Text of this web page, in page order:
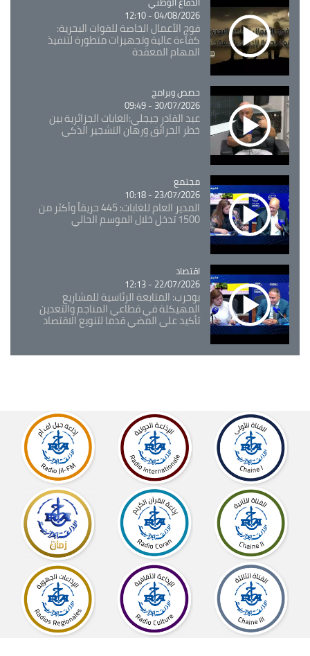
04/08/2026 - 12:10
فوج الأعمال الخاصة للقوات البحرية:
كفاءة عالية وتجهيزات متطورة لتنفيذ
المهام المعقدة
Catégorie
حصص وبرامج
30/07/2026 - 09:49
عبد القادر جيجلي:الغابات الجزائرية بين
خطر الحرائق ورهان التشجير الذكي
Catégorie
مجتمع
23/07/2026 - 10:18
المدير العام للغابات: 445 حريقاً وأكثر من
1500 تدخل خلال الموسم الحالي
Catégorie
اقتصاد
22/07/2026 - 12:13
بوحرب: المتابعة الرئاسية للمشاريع
المهيكلة في قطاعي المناجم والتعدين
تأكيد على المضي قدما لتنويع الاقتصاد